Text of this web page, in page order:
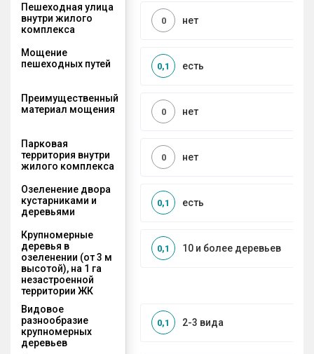
Пешеходная улица
внутри жилого
комплекса
нет
0
Мощение
пешеходных путей
есть
0,1
Преимущественный
материал мощения
нет
0
Парковая
территория внутри
жилого комплекса
нет
0
Озеленение двора
кустарниками и
деревьями
есть
0,1
Крупномерные
деревья в
озеленении (от 3 м
высотой), на 1 га
незастроенной
территории ЖК
10 и более деревьев
0,1
Видовое
разнообразие
крупномерных
деревьев
2-3 вида
0,1